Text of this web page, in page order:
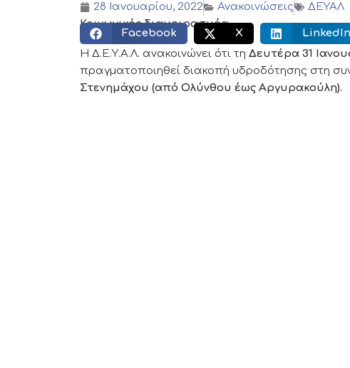
28 Ιανουαρίου, 2022 Ανακοινώσεις
ΔΕΥΑΛ
Κοινωνικός διαμοιρασμός:
Facebook X LinkedIn
Η Δ.Ε.Υ.Α.Λ. ανακοινώνει ότι τη Δευτέρα 31
πραγματοποιηθεί διακοπή υδροδότησης στη
Στενημάχου (από Ολύνθου έως Αργυρακούλη).